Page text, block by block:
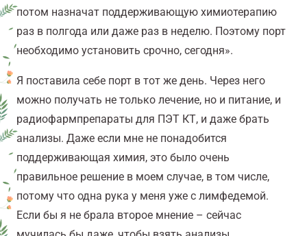
потом назначат поддерживающую химиотерапию
раз в полгода или даже раз в неделю. Поэтому порт
необходимо установить срочно, сегодня».
Я поставила себе порт в тот же день. Через него
можно получать не только лечение, но и питание, и
радиофармпрепараты для ПЭТ КТ, и даже брать
анализы. Даже если мне не понадобится
поддерживающая химия, это было очень
правильное решение в моем случае, в том числе,
потому что одна рука у меня уже с лимфедемой.
Если бы я не брала второе мнение – сейчас